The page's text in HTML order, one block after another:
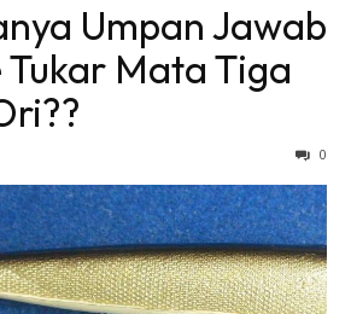
Umpan Jawab
Tukar Mata Tiga
0